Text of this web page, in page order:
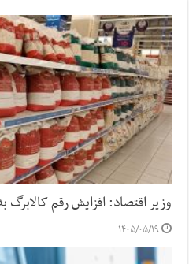
وزیر اقتصاد: افزایش رقم
۱۴۰۵/۰۵/۱۹